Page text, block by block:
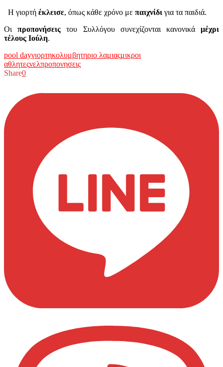
Η γιορτή έκλεισε, όπως κάθε χρόνο με παιχνίδι για τα παιδιά.
Οιπροπονήσεις του Συλλόγου συνεχίζονται κανονικάμέχρι
τέλους Ιούλη.
pool dayγιορτηκολυμβητηριο λαμιαςμικροι
αθλητεςνελπροπονησεις
Share0